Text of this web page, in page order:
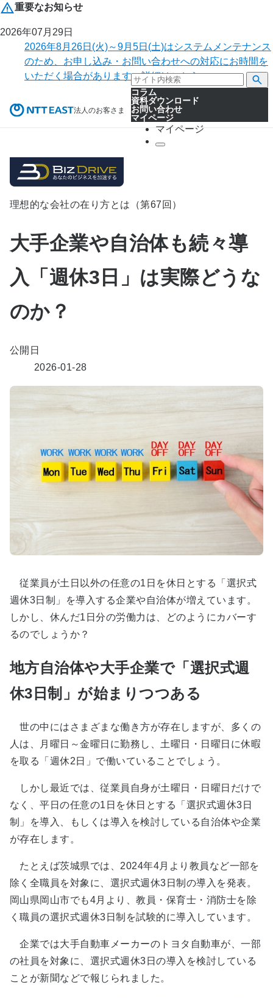
重要なお知らせ
2026年07月29日
2026年8月26日(火)～9月5日(土)はシステムメンテナンス
のため、お申し込み・お問い合わせへの対応にお時間を
いただく場合があります。詳細はこちら。
法人のお客さま
コラム
資料ダウンロード
お問い合わせ
マイページ
マイページ
理想的な会社の在り方とは（第67回）
大手企業や自治体も続々導
入「週休3日」は実際どうな
のか？
公開日
2026-01-28
従業員が土日以外の任意の1日を休日とする「選択式
週休3日制」を導入する企業や自治体が増えています。
しかし、休んだ1日分の労働力は、どのようにカバーす
るのでしょうか？
地方自治体や大手企業で「選択式週
休3日制」が始まりつつある
世の中にはさまざまな働き方が存在しますが、多くの
人は、月曜日～金曜日に勤務し、土曜日・日曜日に休暇
を取る「週休2日」で働いていることでしょう。
しかし最近では、従業員自身が土曜日・日曜日だけで
なく、平日の任意の1日を休日とする「選択式週休3日
制」を導入、もしくは導入を検討している自治体や企業
が存在します。
たとえば茨城県では、2024年4月より教員など一部を
除く全職員を対象に、選択式週休3日制の導入を発表。
岡山県岡山市でも4月より、教員・保育士・消防士を除
く職員の選択式週休3日制を試験的に導入しています。
企業では大手自動車メーカーのトヨタ自動車が、一部
の社員を対象に、選択式週休3日の導入を検討している
ことが新聞などで報じられました。